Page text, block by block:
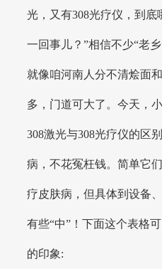
光，又有308光疗仪，到
一回事儿？”相信不少“老
就像咱河南人分不清烩面
多，门道可大了。今天，
308激光与308光疗仪的区
病，不花冤枉钱。简单它
疗皮肤病，但具体到设备
有些“中”！下面这个表格
的印象: